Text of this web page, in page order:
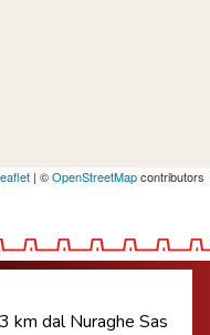
| ©OpenStreetMapcontributors
km dal Nuraghe Sas